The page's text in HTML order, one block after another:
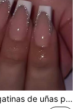
24 piezas Pegatinas de uñas postizas en forma de ataúd francesas largas, con purpurina plateada, puntas francesas blancas, set de uñas postizas cortas de color rosa nude brillante que cubre toda la uña, incluye 1 botella de pegamento y 1 lima de uñas, adecuado para uso diario de uñas postizas y pegatinas de manicura francesa para mujeres y niñas